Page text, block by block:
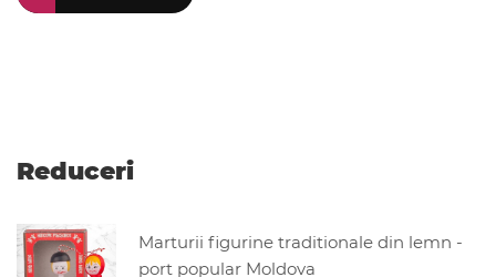
Reduceri
Marturii figurine traditionale din lemn -
port popular Moldova